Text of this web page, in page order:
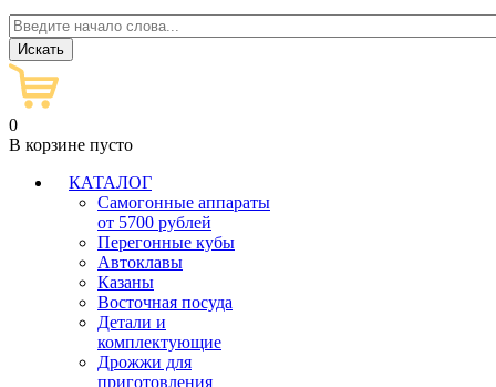
0
В корзине пусто
КАТАЛОГ
Самогонные аппараты
от 5700 рублей
Перегонные кубы
Автоклавы
Казаны
Восточная посуда
Детали и
комплектующие
Дрожжи для
приготовления